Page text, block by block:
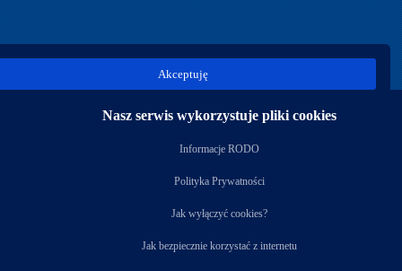
Akceptuję
Nasz serwis wykorzystuje pliki cookies
Informacje RODO
Polityka Prywatności
Jak wyłączyć cookies?
Jak bezpiecznie korzystać z internetu